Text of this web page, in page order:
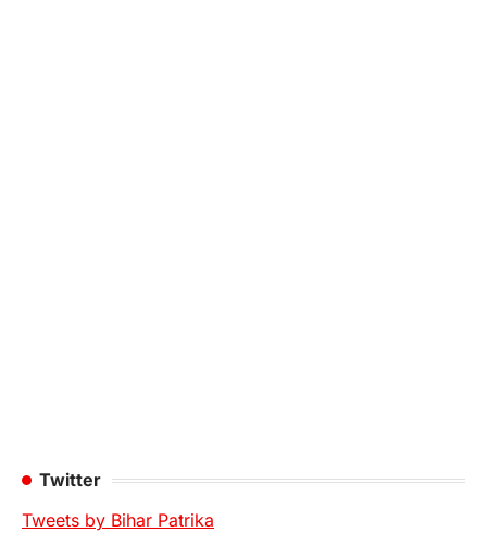
Twitter
Tweets by Bihar Patrika